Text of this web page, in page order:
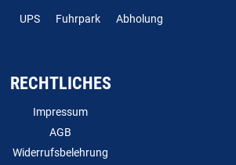
UPS Fuhrpark Abholung
RECHTLICHES
Impressum
AGB
Widerrufsbelehrung